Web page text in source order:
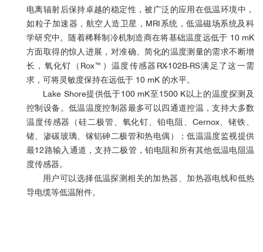
电离辐射后保持卓越的稳定性，被广泛的应用在低温环境中，
如粒子加速器，航空人造卫星，MRI系统，低温磁场系统及科
学研究中。随着稀释制冷机制造商在将基础温度远低于 10 mK
方面取得的惊人进展，对准确、简化的温度测量的需求不断增
长，氧化钌（Rox™）温度传感器RX-102B-RS满足了这一需
求，可将灵敏度保持在远低于 10 mK 的水平。
Lake Shore提供低于100 mK至1500 K以上的温度探测及
控制设备。低温温度控制器最多可以四通道控温，支持大多数
温度传感器（硅二极管、氧化钌、铂电阻、Cernox、铑铁、
锗、渗碳玻璃、镓铝砷二极管和热电偶）；低温温度监视提供
最12路输入通道，支持二极管，铂电阻和所有其他低温电阻温
度传感器。
用户可以选择低温探测相关的加热器、加热器电线和低热
导电缆等低温附件。